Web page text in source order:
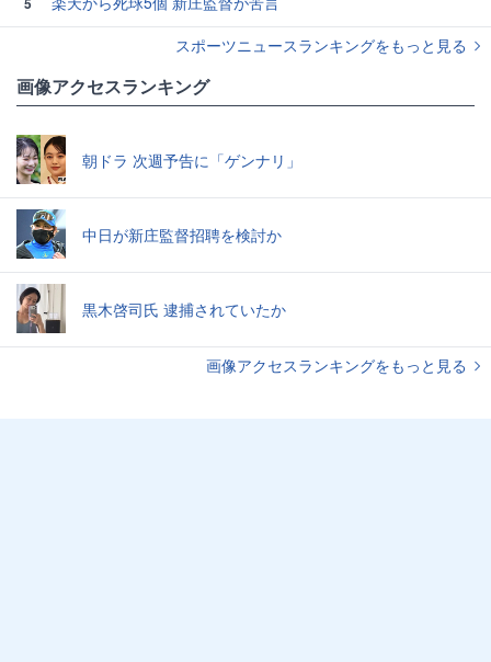
スポーツニュースランキングをもっと見る
画像アクセスランキング
朝ドラ 次週予告に「ゲンナリ」
中日が新庄監督招聘を検討か
黒木啓司氏 逮捕されていたか
画像アクセスランキングをもっと見る